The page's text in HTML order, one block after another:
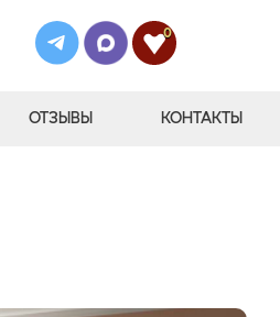
0
ОТЗЫВЫ КОНТАКТЫ